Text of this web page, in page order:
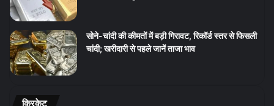
सोने-चांदी की कीमतों में बड़ी गिरावट, रिकॉर्ड स्तर से फिसली
चांदी; खरीदारी से पहले जानें ताजा भाव
क्रिकेट